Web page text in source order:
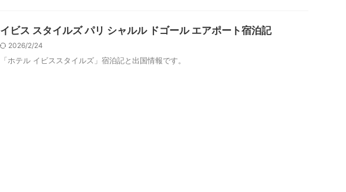
イビス スタイルズ パリ シャルル ドゴール エアポート宿泊記
2026/2/24
「ホテル イビススタイルズ」宿泊記と出国情報です。